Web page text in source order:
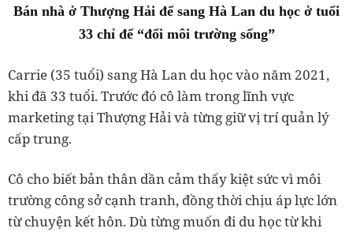
Bán nhà ở Thượng Hải để sang Hà Lan du học ở tuổi
33 chỉ để “đổi môi trường sống”
Carrie (35 tuổi) sang Hà Lan du học vào năm 2021,
khi đã 33 tuổi. Trước đó cô làm trong lĩnh vực
marketing tại Thượng Hải và từng giữ vị trí quản lý
cấp trung.
Cô cho biết bản thân dần cảm thấy kiệt sức vì môi
trường công sở cạnh tranh, đồng thời chịu áp lực lớn
từ chuyện kết hôn. Dù từng muốn đi du học từ khi